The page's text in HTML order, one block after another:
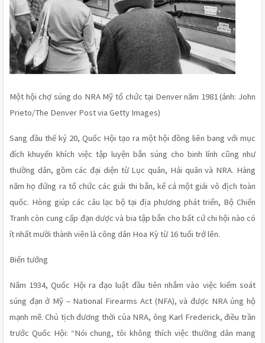
Một hội chợ súng do NRA Mỹ tổ chức tại Denver năm 1981 (ảnh: John
Prieto/The Denver Post via Getty Images)
Sang đầu thế kỷ 20, Quốc Hội tạo ra một hội đồng liên bang với mục
đích khuyến khích việc tập luyện bắn súng cho binh lính cũng như
thường dân, gồm các đại diện từ Lục quân, Hải quân và NRA. Hàng
năm họ đứng ra tổ chức các giải thi bắn, kể cả một giải vô địch toàn
quốc. Hòng giúp các câu lạc bộ tại địa phương phát triển, Bộ Chiến
Tranh còn cung cấp đạn dược và bia tập bắn cho bất cứ chi hội nào có
ít nhất mười thành viên là công dân Hoa Kỳ từ 16 tuổi trở lên.
Biến tướng
Năm 1934, Quốc Hội ra đạo luật đầu tiên nhắm vào việc kiểm soát
súng đạn ở Mỹ – National Firearms Act (NFA), và được NRA ủng hộ
mạnh mẽ. Chủ tịch đương thời của NRA, ông Karl Frederick, điều trần
trước Quốc Hội: “Nói chung, tôi không thích việc thường dân mang